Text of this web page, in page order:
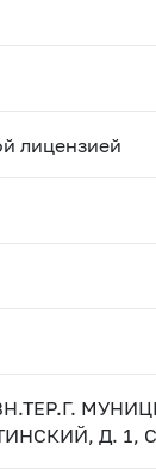
лицензией
Д. 1,